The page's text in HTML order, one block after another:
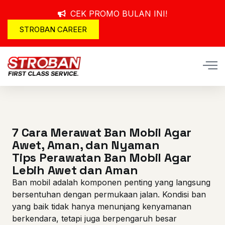
CEK PROMO BULAN INI!
STROBAN CAREER
7 Cara Merawat Ban Mobil Agar
Awet, Aman, dan Nyaman
Tips Perawatan Ban Mobil Agar
Lebih Awet dan Aman
Ban mobil adalah komponen penting yang langsung
bersentuhan dengan permukaan jalan. Kondisi ban
yang baik tidak hanya menunjang kenyamanan
berkendara, tetapi juga berpengaruh besar